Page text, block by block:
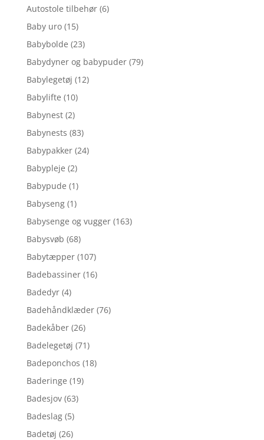
Autostole tilbehør (6)
Baby uro (15)
Babybolde (23)
Babydyner og babypuder (79)
Babylegetøj (12)
Babylifte (10)
Babynest (2)
Babynests (83)
Babypakker (24)
Babypleje (2)
Babypude (1)
Babyseng (1)
Babysenge og vugger (163)
Babysvøb (68)
Babytæpper (107)
Badebassiner (16)
Badedyr (4)
Badehåndklæder (76)
Badekåber (26)
Badelegetøj (71)
Badeponchos (18)
Baderinge (19)
Badesjov (63)
Badeslag (5)
Badetøj (26)